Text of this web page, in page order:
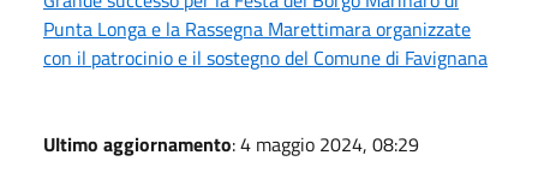
Punta Longa e la Rassegna Marettimara organizzate
con il patrocinio e il sostegno del Comune di Favignana
Ultimo aggiornamento: 4 maggio 2024, 08:29